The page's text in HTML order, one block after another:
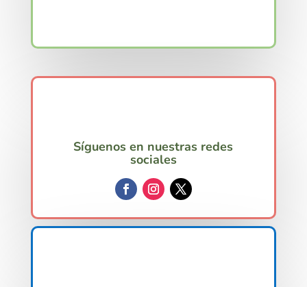
Síguenos en nuestras redes
sociales